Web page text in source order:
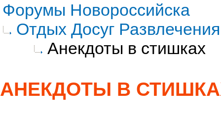
Форумы Новороссийска
Отдых Досуг Развлечения
Анекдоты в стишках
АНЕКДОТЫ В